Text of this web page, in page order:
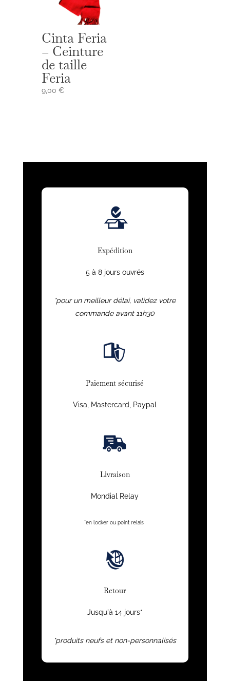
Cinta Feria
– Ceinture
de taille
Feria
9,00 €
Expédition
5 à 8 jours ouvrés
*pour un meilleur délai, validez votre
commande avant 11h30
Paiement sécurisé
Visa, Mastercard, Paypal
Livraison
Mondial Relay
*en locker ou point relais
Retour
Jusqu'à 14 jours*
*produits neufs et non-personnalisés